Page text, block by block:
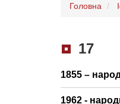
Головна
17
​​​​​​​1855 –
1962 -